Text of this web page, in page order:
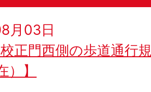
月03日
正門西側の歩道通行
）】